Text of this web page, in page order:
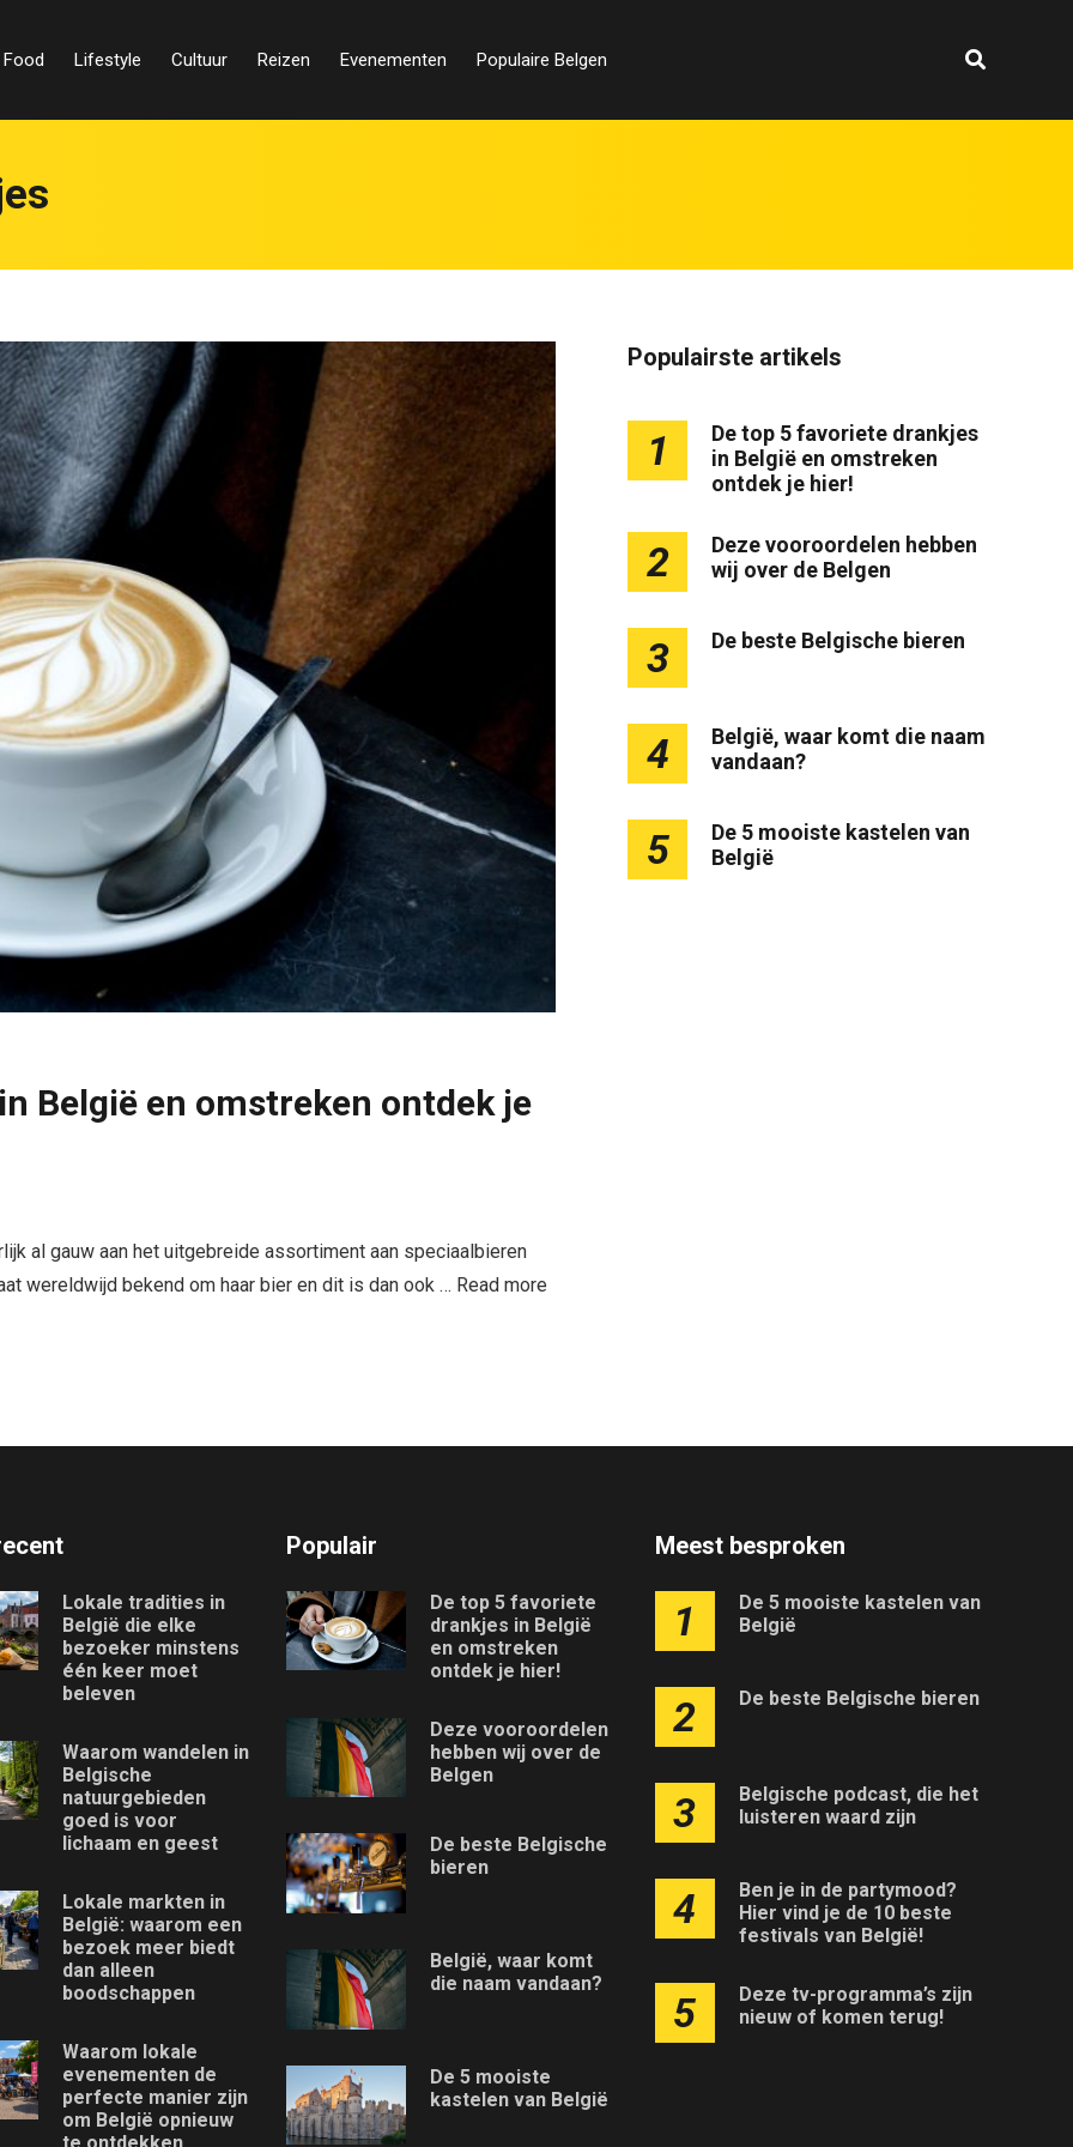
Food Lifestyle Cultuur Reizen Evenementen Populaire Belgen
België en omstreken ontdek je
al gauw aan het uitgebreide assortiment aan speciaalbieren
wereldwijd bekend om haar bier en dit is dan ook … Read more
Populairste artikels
1
De top 5 favoriete drankjes
in België en omstreken
ontdek je hier!
2
Deze vooroordelen hebben
wij over de Belgen
3 De beste Belgische bieren
4
België, waar komt die naam
vandaan?
5
De 5 mooiste kastelen van
België
Lokale tradities in
België die elke
bezoeker minstens
één keer moet
beleven
Waarom wandelen in
Belgische
natuurgebieden
goed is voor
lichaam en geest
Lokale markten in
België: waarom een
bezoek meer biedt
dan alleen
boodschappen
Waarom lokale
evenementen de
perfecte manier zijn
om België opnieuw
te ontdekken
Populair
De top 5 favoriete
drankjes in België
en omstreken
ontdek je hier!
Deze vooroordelen
hebben wij over de
Belgen
De beste Belgische
bieren
België, waar komt
die naam vandaan?
De 5 mooiste
kastelen van België
Meest besproken
1
De 5 mooiste kastelen van
België
2 De beste Belgische bieren
3
Belgische podcast, die het
luisteren waard zijn
4
Ben je in de partymood?
Hier vind je de 10 beste
festivals van België!
5
Deze tv-programma’s zijn
nieuw of komen terug!